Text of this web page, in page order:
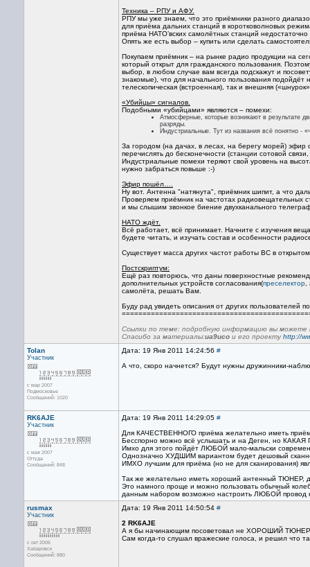
Техника – РПУ и АФУ.
РПУ мы уже знаем, что это приёмники разного
для приёма дальних станций в коротковолновых
приёма НАТО’вских самолётных станций
Опять же есть выбор – купить или сделать
Покупаем приёмник – на рынке радио продукции на
который открыт для гражданского пользования.
выбор, в любом случае вам всегда подскажут и
знакомые), что для начального пользования
телескопическая (встроенная), так и внешняя
«Убийцы» сигналов.
Подобными «убийцами» являются – помехи:
Атмосферные, которые возникают в результате
разряды.
Индустриальные. Тут из названия всё понятно -
За городом (на дачах, в лесах, на берегу морей) эфир
перечислять до бесконечности (станции сотовой
Индустриальные помехи теряют свой уровень на
нужно забраться повыше :-)
Эфир пошёл….
Ну вот. Антенна "натянута", приёмник шипит, а что
Проверяем приёмник на частотах радиовещательных
и мы слышим звонкое биение двухканального
НАТО ждёт.
Всё работает, всё принимает. Начните с изучения
будете читать, и изучать состав и особенности
Существует масса других частот работы ВС в
Постскриптум:
Ещё раз повторюсь, что даны поверхностные
дополнительных устройств согласования(преселектор
самолёта, решать Вам.
Буду рад увидеть описания от других пользователей
Ссылки по теме: подробную информацию вы можете
Спасибо за материалы:ua9uco и его проектуhttp://
Tolan
Участник
с мар 2007
Подмосковье
Сообщений: 1020
Дата: 19 Янв 2011 14:24:56 #
А что, скоро начнется? Будут нужны дружинники-
RK6AJE
Участник
с мая 2007
Оттуда
Сообщений: 848
Дата: 19 Янв 2011 14:29:05 #
Для КАЧЕСТВЕННОГО приёма желательно иметь
Бесспорно можно всё услышать и на Деген, но
Имхо для этого пойдёт ЛЮБОЙ мало-мальски
Однозначно ХУДШИМ вариантом будет дешовый
ИМХО лучшим для приёма (но не для сканирования)
Так же желательно иметь хороший антенный ТЮНЕР,
Это намного проще и можно пользовать обычный
данным набором возможно настроить ЛЮБОЙ провод
rusmax
Участник
с окт 2006
Хабаровск
Сообщений: 880
Дата: 19 Янв 2011 14:50:54 #
2 RK6AJE
А я бы начинающим посоветовал не ХОРОШИЙ ТЮНЕР,
Сам когда-то слушал вражеские голоса, и решил что